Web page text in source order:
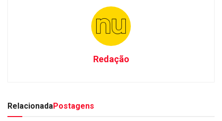
Redação
RelacionadaPostagens